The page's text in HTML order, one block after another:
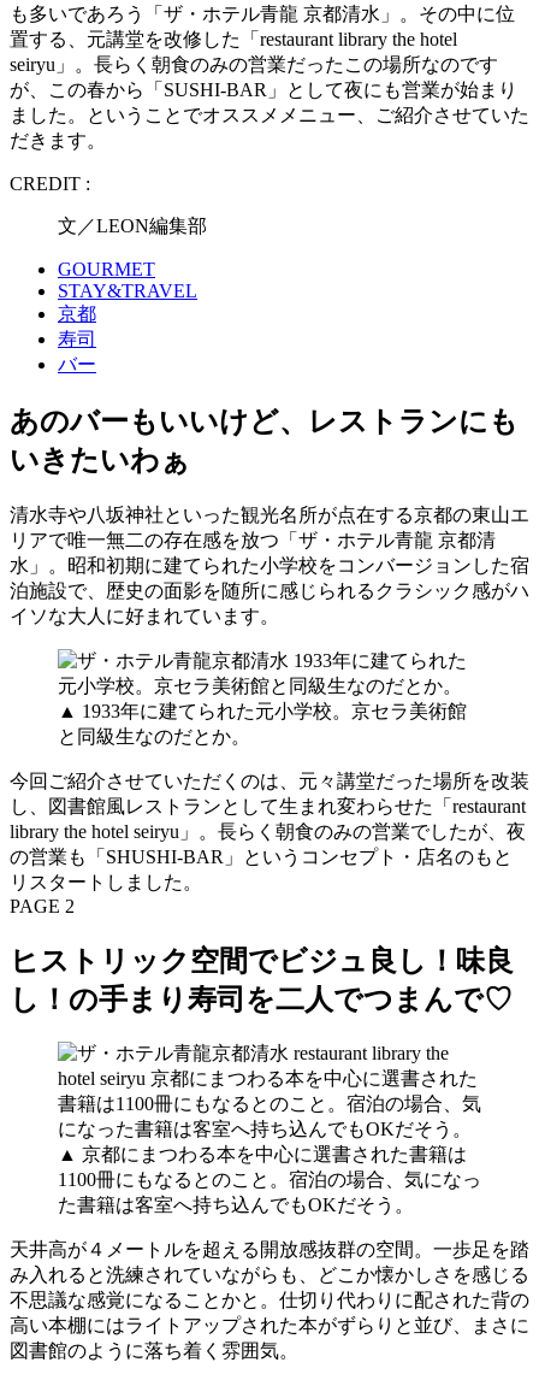
も多いであろう「ザ・ホテル青龍 京都清水」。その中に位
置する、元講堂を改修した「restaurant library the hotel
seiryu」。長らく朝食のみの営業だったこの場所なのです
が、この春から「SUSHI-BAR」として夜にも営業が始まり
ました。ということでオススメメニュー、ご紹介させていた
だきます。
CREDIT :
文／LEON編集部
GOURMET
STAY&TRAVEL
京都
寿司
バー
あのバーもいいけど、レストランにも
いきたいわぁ
清水寺や八坂神社といった観光名所が点在する京都の東山エ
リアで唯一無二の存在感を放つ「ザ・ホテル青龍 京都清
水」。昭和初期に建てられた小学校をコンバージョンした宿
泊施設で、歴史の面影を随所に感じられるクラシック感がハ
イソな大人に好まれています。
▲ 1933年に建てられた元小学校。京セラ美術館
と同級生なのだとか。
今回ご紹介させていただくのは、元々講堂だった場所を改装
し、図書館風レストランとして生まれ変わらせた「restaurant
library the hotel seiryu」。長らく朝食のみの営業でしたが、夜
の営業も「SHUSHI-BAR」というコンセプト・店名のもと
リスタートしました。
PAGE 2
ヒストリック空間でビジュ良し！味良
し！の手まり寿司を二人でつまんで♡
▲ 京都にまつわる本を中心に選書された書籍は
1100冊にもなるとのこと。宿泊の場合、気になっ
た書籍は客室へ持ち込んでもOKだそう。
天井高が４メートルを超える開放感抜群の空間。一歩足を踏
み入れると洗練されていながらも、どこか懐かしさを感じる
不思議な感覚になることかと。仕切り代わりに配された背の
高い本棚にはライトアップされた本がずらりと並び、まさに
図書館のように落ち着く雰囲気。